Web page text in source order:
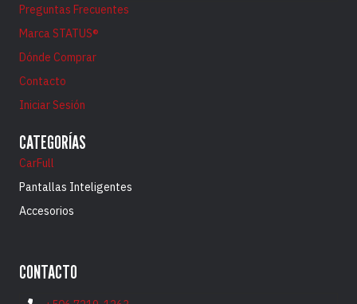
Preguntas Frecuentes
Marca STATUS®
Dónde Comprar
Contacto
Iniciar Sesión
CATEGORÍAS
CarFull
Pantallas Inteligentes
Accesorios
CONTACTO